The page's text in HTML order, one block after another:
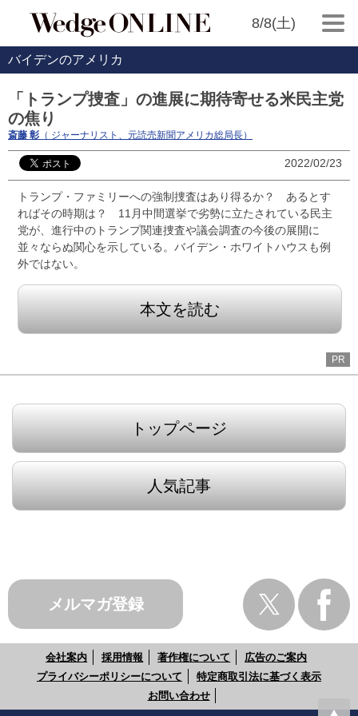
8/8(土)
バイデンのアメリカ
「トランプ捜査」の進展に期待寄せる米民主党
の焦り
斎藤 彰 （ ジャーナリスト、元読売新聞アメリカ総局長）
2022/02/23
トランプ・ファミリーへの強制捜査はあり得るか？ あるとす
ればその時期は？ 11月中間選挙で劣勢に立たされている民主
党が、進行中のトランプ関連捜査や議会調査の今後の展開に
並々ならぬ関心を示している。バイデン・ホワイトハウスも例
外ではない。
本文を読む
PR
トップページ
人気記事
メルマガ登録
会社案内 採用情報 著作権について
広告のご案内
プライバシーポリシーについて
特定商取引法に基づく表示
お問い合わせ